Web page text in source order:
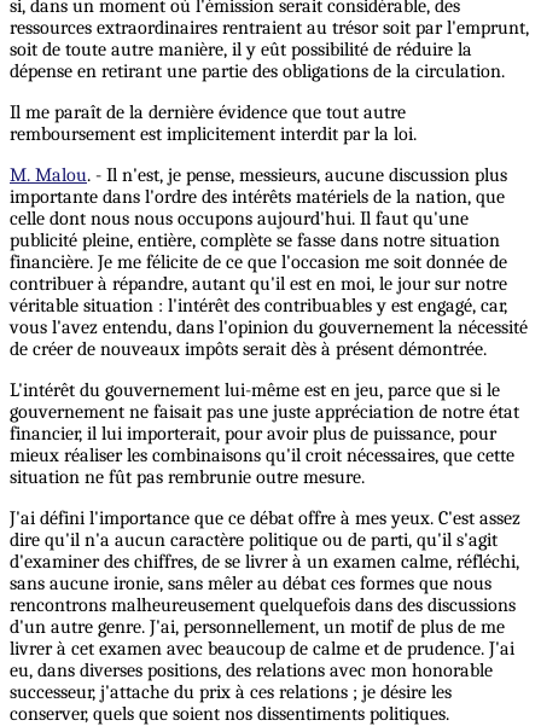
si, dans un moment où l'émission serait considérable, des
ressources extraordinaires rentraient au trésor soit par l'emprunt,
soit de toute autre manière, il y eût possibilité de réduire la
dépense en retirant une partie des obligations de la circulation.
Il me paraît de la dernière évidence que tout autre
remboursement est implicitement interdit par la loi.
M. Malou. - Il n'est, je pense, messieurs, aucune discussion plus
importante dans l'ordre des intérêts matériels de la nation, que
celle dont nous nous occupons aujourd'hui. Il faut qu'une
publicité pleine, entière, complète se fasse dans notre situation
financière. Je me félicite de ce que l'occasion me soit donnée de
contribuer à répandre, autant qu'il est en moi, le jour sur notre
véritable situation : l'intérêt des contribuables y est engagé, car,
vous l'avez entendu, dans l'opinion du gouvernement la nécessité
de créer de nouveaux impôts serait dès à présent démontrée.
L'intérêt du gouvernement lui-même est en jeu, parce que si le
gouvernement ne faisait pas une juste appréciation de notre état
financier, il lui importerait, pour avoir plus de puissance, pour
mieux réaliser les combinaisons qu'il croit nécessaires, que cette
situation ne fût pas rembrunie outre mesure.
J'ai défini l'importance que ce débat offre à mes yeux. C'est assez
dire qu'il n'a aucun caractère politique ou de parti, qu'il s'agit
d'examiner des chiffres, de se livrer à un examen calme, réfléchi,
sans aucune ironie, sans mêler au débat ces formes que nous
rencontrons malheureusement quelquefois dans des discussions
d'un autre genre. J'ai, personnellement, un motif de plus de me
livrer à cet examen avec beaucoup de calme et de prudence. J'ai
eu, dans diverses positions, des relations avec mon honorable
successeur, j'attache du prix à ces relations ; je désire les
conserver, quels que soient nos dissentiments politiques.